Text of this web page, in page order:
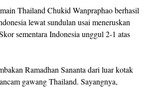
Thailand Chukid Wanpraphao berhasil
lewat sundulan usai meneruskan
sementara Indonesia unggul 2-1 atas
Ramadhan Sananta dari luar kotak
gawang Thailand. Sayangnya,